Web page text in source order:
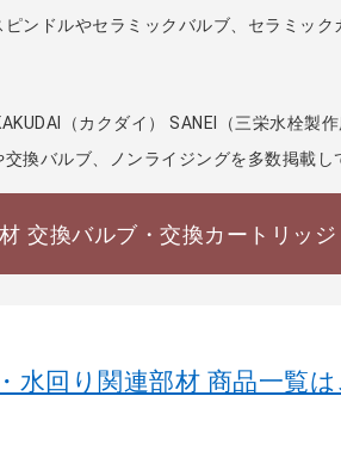
ンドルやセラミックバルブ、セラミック
（カクダイ） SANEI（三栄水栓製
換バルブ、ノンライジングを多数掲載し
交換バルブ・交換カートリッジ
水回り関連部材 商品一覧は